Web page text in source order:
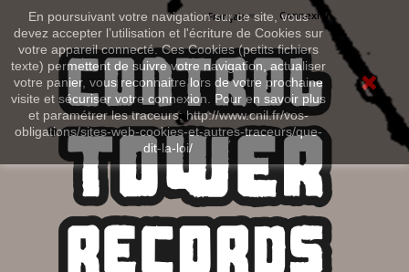
En poursuivant votre navigation sur ce site, vous
devez accepter l’utilisation et l'écriture de Cookies sur
votre appareil connecté. Ces Cookies (petits fichiers
texte) permettent de suivre votre navigation, actualiser
votre panier, vous reconnaitre lors de votre prochaine
visite et sécuriser votre connexion. Pour en savoir plus
et paramétrer les traceurs: http://www.cnil.fr/vos-
obligations/sites-web-cookies-et-autres-traceurs/que-
dit-la-loi/
Connexion
Français